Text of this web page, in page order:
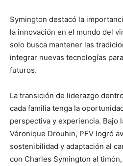
Symington destacó la
la innovación en el mundo del
solo busca mantener las
integrar nuevas tecnologías
futuros.
La transición de liderazgo
cada familia tenga la
perspectiva y experiencia. Bajo
Véronique Drouhin, PFV logró
sostenibilidad y adaptación al
con Charles Symington al